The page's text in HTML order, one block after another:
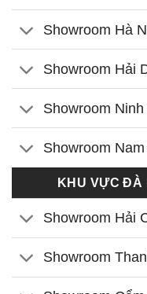
Showroom Hà
Showroom Hải
Showroom
Showroom
KHU VỰC ĐÀ
Showroom Hải
Showroom